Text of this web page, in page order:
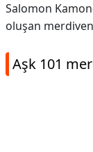
Salomon
oluşan
Aşk 101